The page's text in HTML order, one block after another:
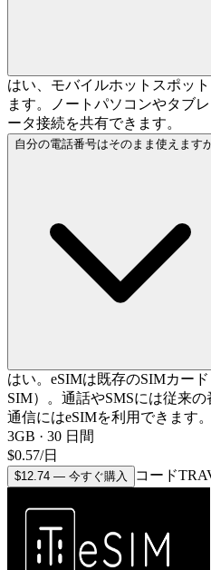
はい、モバイルホットスポッ
ます。ノートパソコンやタブ
ータ接続を共有できます。
自分の電話番号はそのまま使えます
はい。eSIMは既存のSIMカー
SIM）。通話やSMSには従来
通信にはeSIMを利用できます。
3GB · 30 日間
$0.57/日
$12.74 — 今すぐ購入 コード